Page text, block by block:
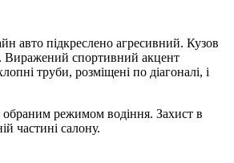
авто підкреслено агресивний. Кузов
Виражений спортивний акцент
труби, розміщені по діагоналі, і
обраним режимом водіння. Захист в
частині салону.